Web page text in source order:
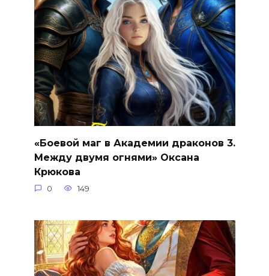
«Боевой маг в Академии драконов 3.
Между двумя огнями» Оксана
Крюкова
0 149